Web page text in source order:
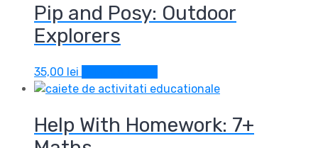
Pip and Posy: Outdoor
Explorers
35,00 lei
Help With Homework: 7+